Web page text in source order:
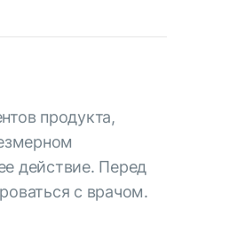
продукта,
действие. Перед
с врачом.